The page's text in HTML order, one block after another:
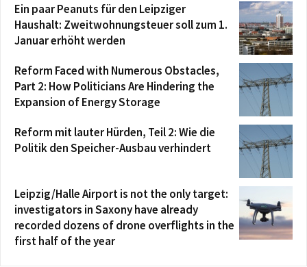
Ein paar Peanuts für den Leipziger
Haushalt: Zweitwohnungsteuer soll zum 1.
Januar erhöht werden
Reform Faced with Numerous Obstacles,
Part 2: How Politicians Are Hindering the
Expansion of Energy Storage
Reform mit lauter Hürden, Teil 2: Wie die
Politik den Speicher-Ausbau verhindert
Leipzig/Halle Airport is not the only target:
investigators in Saxony have already
recorded dozens of drone overflights in the
first half of the year